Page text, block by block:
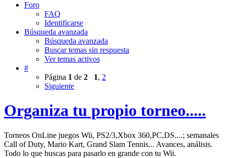
Foro
FAQ
Identificarse
Búsqueda avanzada
Búsqueda avanzada
Buscar temas sin respuesta
Ver temas activos
#
Página 1 de 2 1, 2
Siguiente
Organiza tu propio torneo.....
Torneos OnLine juegos Wii, PS2/3,Xbox 360,PC,DS....; semanales
Call of Duty, Mario Kart, Grand Slam Tennis... Avances, análisis.
Todo lo que buscas para pasarlo en grande con tu Wii.